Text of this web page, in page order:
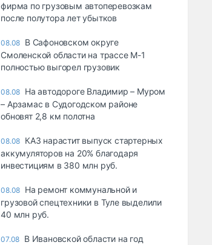
фирма по грузовым автоперевозкам
после полутора лет убытков
08.08 В Сафоновском округе
Смоленской области на трассе М-1
полностью выгорел грузовик
08.08 На автодороге Владимир – Муром
– Арзамас в Судогодском районе
обновят 2,8 км полотна
08.08 КАЗ нарастит выпуск стартерных
аккумуляторов на 20% благодаря
инвестициям в 380 млн руб.
08.08 На ремонт коммунальной и
грузовой спецтехники в Туле выделили
40 млн руб.
07.08 В Ивановской области на год